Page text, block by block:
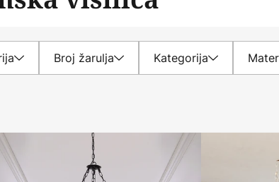
Broj žarulja Kategorija